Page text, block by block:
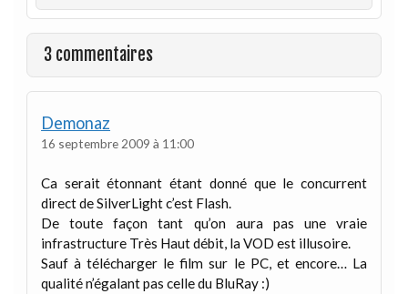
3 commentaires
Demonaz
16 septembre 2009 à 11:00
Ca serait étonnant étant donné que le concurrent
direct de SilverLight c’est Flash.
De toute façon tant qu’on aura pas une vraie
infrastructure Très Haut débit, la VOD est illusoire.
Sauf à télécharger le film sur le PC, et encore… La
qualité n’égalant pas celle du BluRay :)